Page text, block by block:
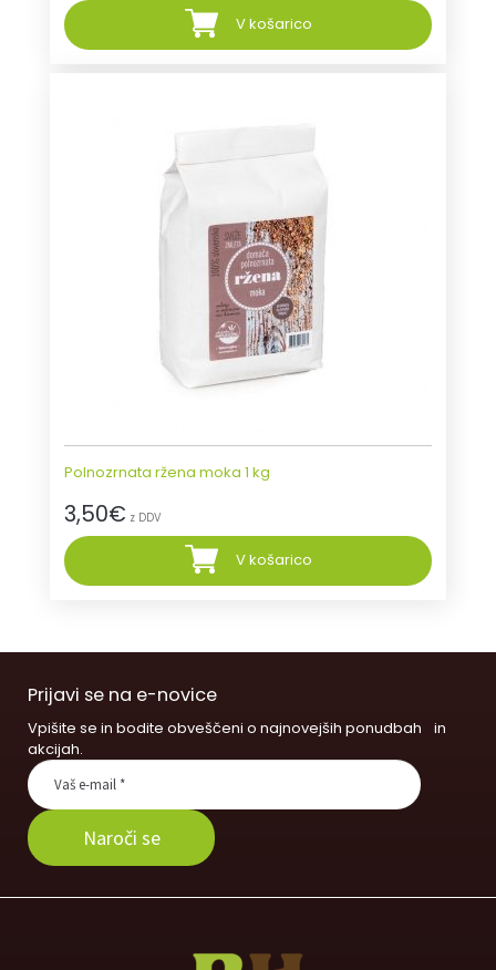
V košarico
Polnozrnata ržena moka 1 kg
3,50€ z DDV
V košarico
Prijavi se na e-novice
Vpišite se in bodite obveščeni o najnovejših ponudbah in
akcijah.